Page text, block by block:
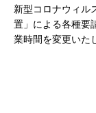
新型コロナウィル
置」による各種要
業時間を変更いた